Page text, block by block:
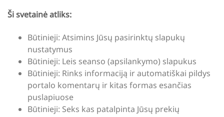
Ši svetainė atliks:
Būtinieji: Atsimins Jūsų pasirinktų slapukų
nustatymus
Būtinieji: Leis seanso (apsilankymo) slapukus
Būtinieji: Rinks informaciją ir automatiškai pildys
portalo komentarų ir kitas formas esančias
puslapiuose
Būtinieji: Seks kas patalpinta Jūsų prekių